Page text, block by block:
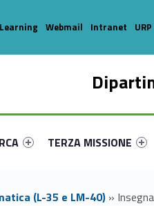
primary-81722-16
#link-menu-primary-
Link identifier #link-
TERZA MISSIONE
Webmail Intranet URP
(L-35 e LM-40) »